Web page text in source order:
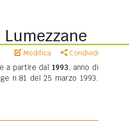
Modifica Condividi
a partire dal 1993, anno di
n.81 del 25 marzo 1993.